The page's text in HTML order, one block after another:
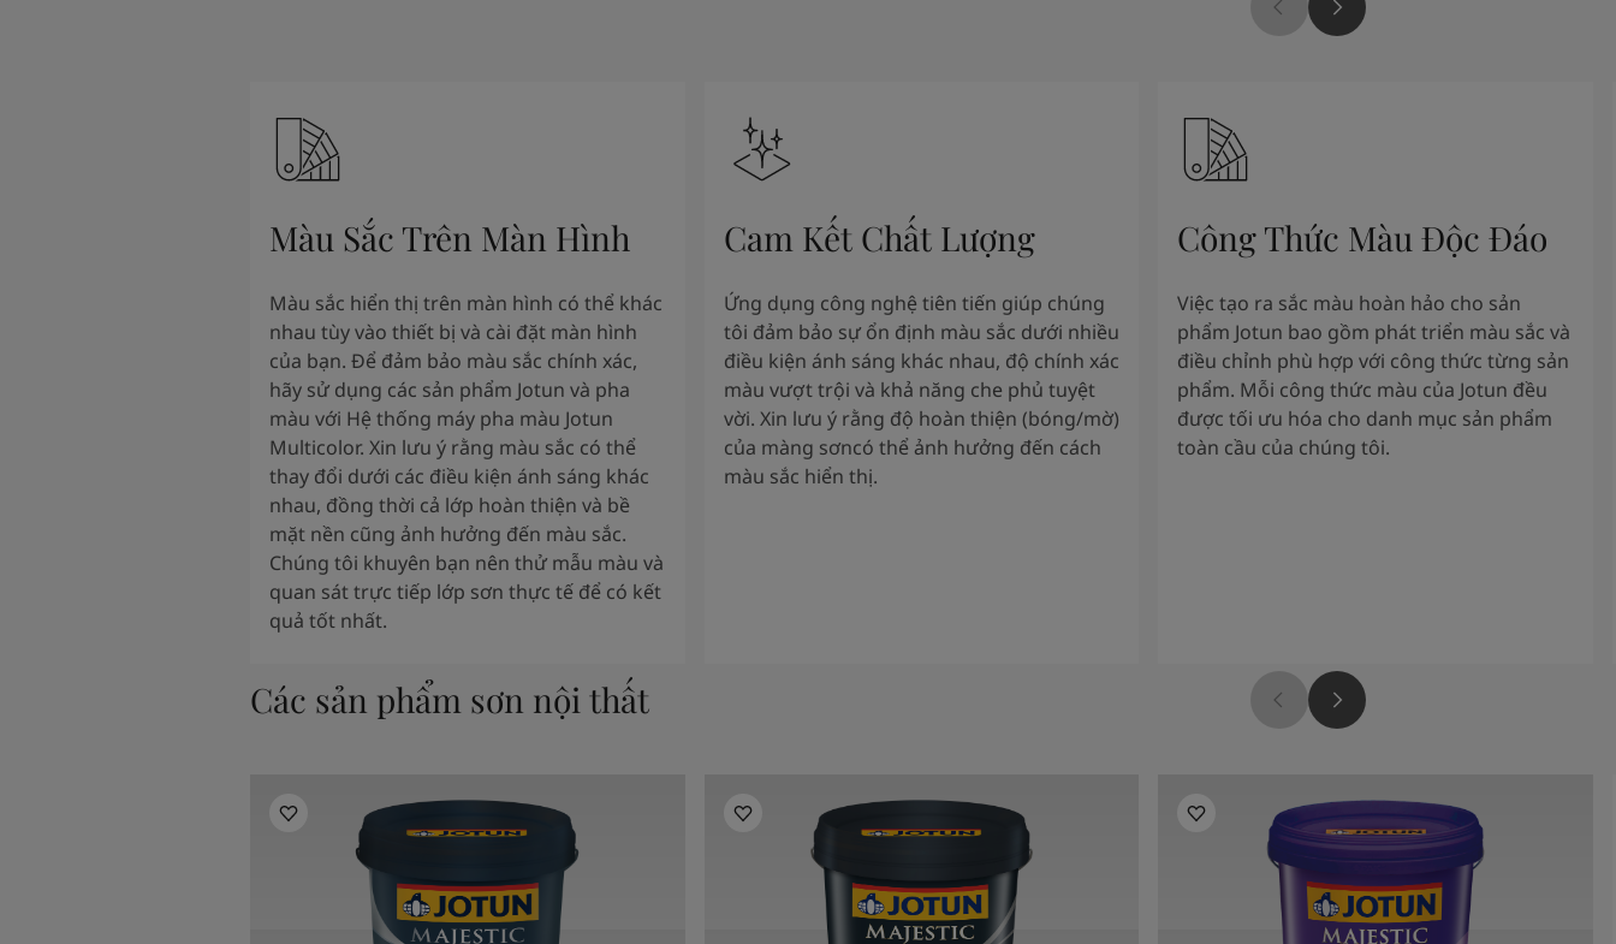
Màu Sắc Trên Màn Hình
Màu sắc hiển thị trên màn hình có thể khác
nhau tùy vào thiết bị và cài đặt màn hình
của bạn. Để đảm bảo màu sắc chính xác,
hãy sử dụng các sản phẩm Jotun và pha
màu với Hệ thống máy pha màu Jotun
Multicolor. Xin lưu ý rằng màu sắc có thể
thay đổi dưới các điều kiện ánh sáng khác
nhau, đồng thời cả lớp hoàn thiện và bề
mặt nền cũng ảnh hưởng đến màu sắc.
Chúng tôi khuyên bạn nên thử mẫu màu và
quan sát trực tiếp lớp sơn thực tế để có kết
quả tốt nhất.
Cam Kết Chất Lượng
Ứng dụng công nghệ tiên tiến giúp chúng
tôi đảm bảo sự ổn định màu sắc dưới nhiều
điều kiện ánh sáng khác nhau, độ chính xác
màu vượt trội và khả năng che phủ tuyệt
vời. Xin lưu ý rằng độ hoàn thiện (bóng/mờ)
của màng sơncó thể ảnh hưởng đến cách
màu sắc hiển thị.
Công Thức Màu Độc Đáo
Việc tạo ra sắc màu hoàn hảo cho sản
phẩm Jotun bao gồm phát triển màu sắc và
điều chỉnh phù hợp với công thức từng sản
phẩm. Mỗi công thức màu của Jotun đều
được tối ưu hóa cho danh mục sản phẩm
toàn cầu của chúng tôi.
Các sản phẩm sơn nội thất